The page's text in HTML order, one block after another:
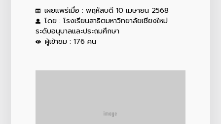
เผยแพร่เมื่อ : พฤหัสบดี 10 เมษายน 2568
โดย : โรงเรียนสาธิตมหาวิทยาลัยเชียงใหม่
ระดับอนุบาลและประถมศึกษา
ผู้เข้าชม : 176 คน